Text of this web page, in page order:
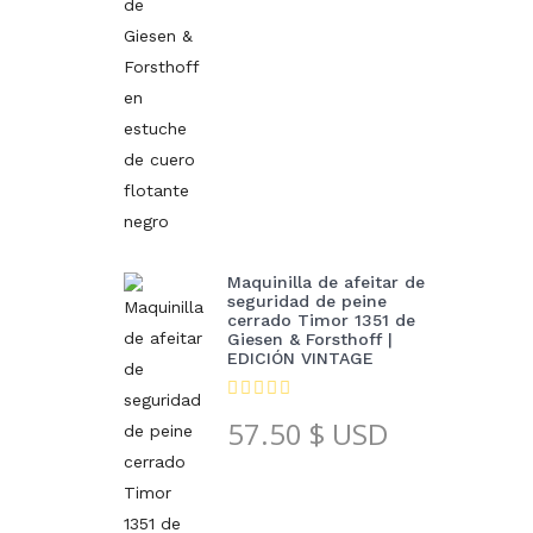
Maquinilla de afeitar de
seguridad de peine
cerrado Timor 1351 de
Giesen & Forsthoff |
EDICIÓN VINTAGE
57.50 $ USD